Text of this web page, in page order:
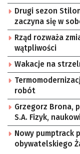
Drugi sezon
zaczyna się w
Rząd rozważa
wątpliwości
Wakacje na
robót
Grzegorz Brona,
S.A. Fizyk, naukowiec, były pracownik CERN w Genewie,
przedsiębiorca i
habilitowany
Sektorowej ds.
Nowy pumptrack
obywatelskiego